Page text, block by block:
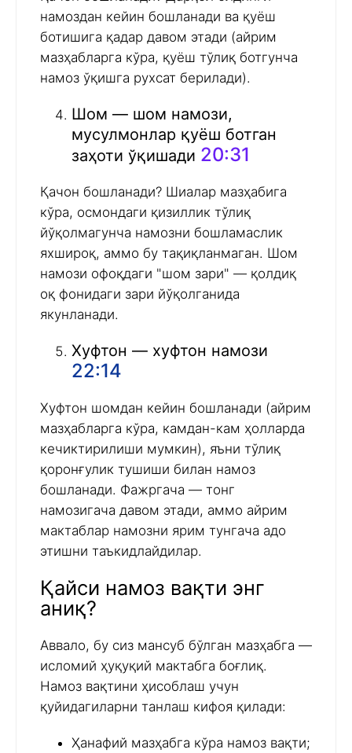
намоздан кейин бошланади ва қуёш
ботишига қадар давом этади (айрим
мазҳабларга кўра, қуёш тўлиқ ботгунча
намоз ўқишга рухсат берилади).
Шом — шом намози,
мусулмонлар қуёш ботган
заҳоти ўқишади 20:31
Қачон бошланади? Шиалар мазҳабига
кўра, осмондаги қизиллик тўлиқ
йўқолмагунча намозни бошламаслик
яхшироқ, аммо бу тақиқланмаган. Шом
намози офоқдаги "шом зари" — қолдиқ
оқ фонидаги зари йўқолганида
якунланади.
Хуфтон — хуфтон намози
22:14
Хуфтон шомдан кейин бошланади (айрим
мазҳабларга кўра, камдан-кам ҳолларда
кечиктирилиши мумкин), яъни тўлиқ
қоронғулик тушиши билан намоз
бошланади. Фажргача — тонг
намозигача давом этади, аммо айрим
мактаблар намозни ярим тунгача адо
этишни таъкидлайдилар.
Қайси намоз вақти энг
аниқ?
Аввало, бу сиз мансуб бўлган мазҳабга —
исломий ҳуқуқий мактабга боғлиқ.
Намоз вақтини ҳисоблаш учун
қуйидагиларни танлаш кифоя қилади:
Ҳанафий мазҳабга кўра намоз вақти;